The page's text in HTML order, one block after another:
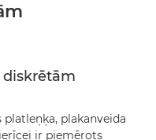
plakanveida
ir piemērots